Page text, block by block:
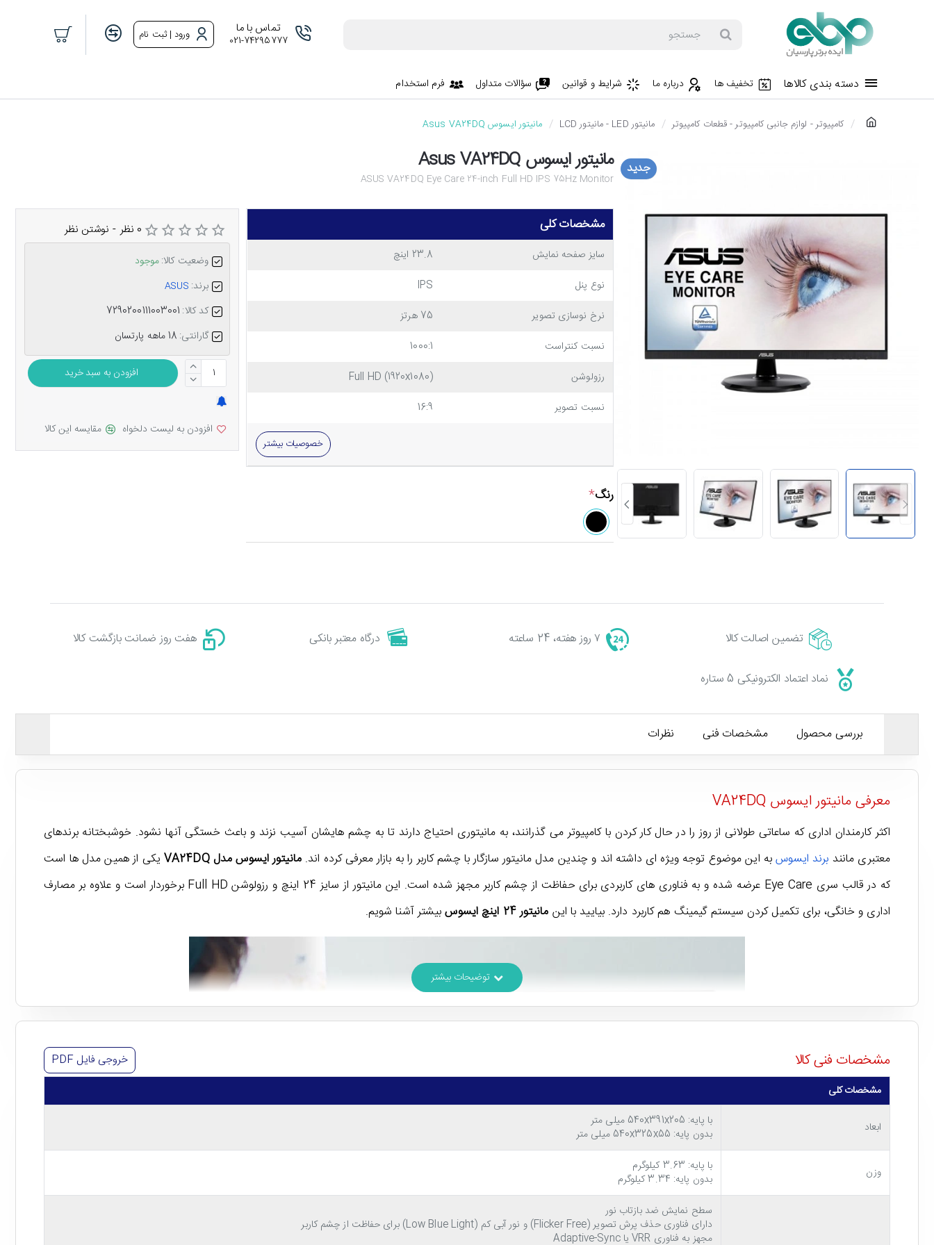
تماس با ما
021-74295777 ورود | ثبت نام
دسته بندی کالاها تخفیف ها درباره ما شرایط و قوانین سؤالات متداول فرم استخدام
کامپیوتر - لوازم جانبی کامپیوتر - قطعات کامپیوتر مانیتور LED - مانیتور LCD مانیتور ایسوس Asus VA24DQ
جدید مانیتور ایسوس Asus VA24DQ
ASUS VA24DQ Eye Care 24-inch Full HD IPS 75Hz Monitor
مشخصات کلی
سایز صفحه نمایش
23.8 اینچ
نوع پنل
IPS
نرخ نوسازی تصویر
75 هرتز
نسبت کنتراست
1000:1
رزولوشن
Full HD (1920x1080)
نسبت تصویر
16:9
خصوصیات بیشتر
رنگ
وضعیت کالا:موجود
برند: ASUS
کد کالا: 7290200111003001
گارانتی: 18 ماهه پارتسان
0 نظر - نوشتن نظر
افزودن به سبد خرید
افزودن به لیست دلخواه مقایسه این کالا
تضمین اصالت کالا ۷ روز هفته، 24 ساعته درگاه معتبر بانکی هفت روز ضمانت بازگشت کالا
نماد اعتماد الکترونیکی 5 ستاره
بررسی محصول مشخصات فنی نظرات
معرفی مانیتور ایسوس VA24DQ
اکثر کارمندان اداری که ساعاتی طولانی از روز را در حال کار کردن با کامپیوتر می گذرانند، به مانیتوری احتیاج دارند تا به چشم هایشان آسیب نزند و باعث خستگی آنها نشود. خوشبختانه برندهای
معتبری مانند برند ایسوسبه این موضوع توجه ویژه ای داشته اند و چندین مدل مانیتور سازگار با چشم کاربر را به بازار معرفی کرده اند.مانیتور ایسوس مدل VA24DQ
یکی از همین مدل ها است
که در قالب سری Eye Care عرضه شده و به فناوری های کاربردی برای حفاظت از چشم کاربر مجهز شده است. این مانیتور از سایز 24 اینچ و رزولوشن Full HD برخوردار است و علاوه بر مصارف
اداری و خانگی، برای تکمیل کردن سیستم گیمینگ هم کاربرد دارد. بیایید با این مانیتور 24 اینچ ایسوس بیشتر آشنا شویم.
مشخصات فنی کالا خروجی فایل
مشخصات کلی
ابعاد
با پایه: 540x391x205 میلی متر
بدون پایه: 540x325x55 میلی متر
وزن
با پایه: 3.63 کیلوگرم
بدون پایه: 3.34 کیلوگرم
سطح نمایش ضد بازتاب نور
دارای فناوری حذف پرش تصویر (Flicker Free) و نور آبی کم (Low Blue Light) برای حفاظت از چشم کاربر
مجهز به فناوری VRR یا Adaptive-Sync